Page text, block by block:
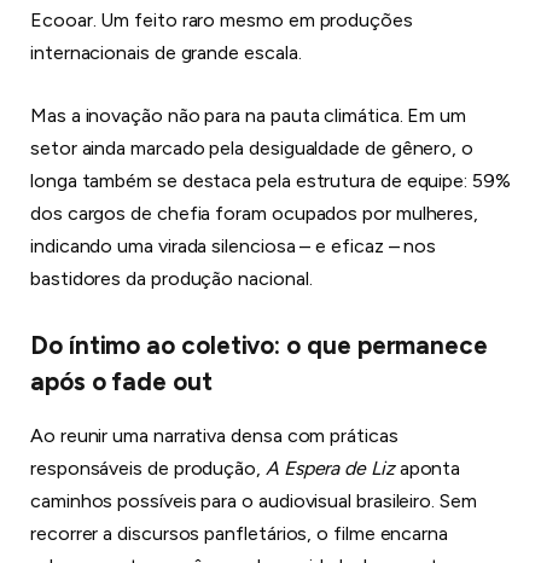
Ecooar. Um feito raro mesmo em produções
internacionais de grande escala.
Mas a inovação não para na pauta climática. Em um
setor ainda marcado pela desigualdade de gênero, o
longa também se destaca pela estrutura de equipe: 59%
dos cargos de chefia foram ocupados por mulheres,
indicando uma virada silenciosa – e eficaz – nos
bastidores da produção nacional.
Do íntimo ao coletivo: o que permanece
após o fade out
Ao reunir uma narrativa densa com práticas
responsáveis de produção, A Espera de Lizaponta
caminhos possíveis para o audiovisual brasileiro. Sem
recorrer a discursos panfletários, o filme encarna